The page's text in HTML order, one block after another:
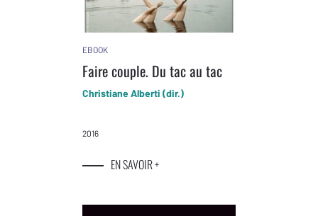
EBOOK
Faire couple. Du tac au tac
Christiane Alberti (dir.)
2016
EN SAVOIR +